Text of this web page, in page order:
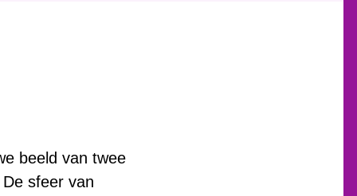
beeld van twee
sfeer van